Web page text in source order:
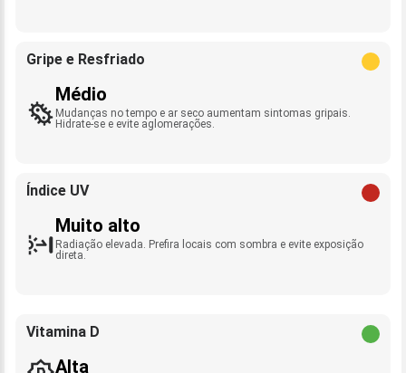
Gripe e Resfriado
Médio
Mudanças no tempo e ar seco aumentam sintomas gripais.
Hidrate-se e evite aglomerações.
Índice UV
Muito alto
Radiação elevada. Prefira locais com sombra e evite exposição
direta.
Vitamina D
Alta